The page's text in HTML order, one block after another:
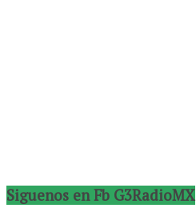
Siguenos en Fb G3RadioMX